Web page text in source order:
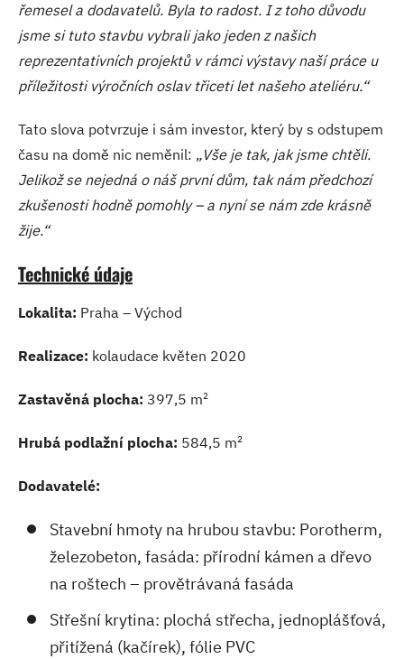
řemesel a dodavatelů. Byla to radost. I z toho důvodu
jsme si tuto stavbu vybrali jako jeden z našich
reprezentativních projektů v rámci výstavy naší práce u
příležitosti výročních oslav třiceti let našeho ateliéru.“
Tato slova potvrzuje i sám investor, který by s odstupem
času na domě nic neměnil: „Vše je tak, jak jsme chtěli.
Jelikož se nejedná o náš první dům, tak nám předchozí
zkušenosti hodně pomohly – a nyní se nám zde krásně
žije.“
Technické údaje
Lokalita: Praha – Východ
Realizace: kolaudace květen 2020
Zastavěná plocha: 397,5 m2
Hrubá podlažní plocha: 584,5 m2
Dodavatelé:
Stavební hmoty na hrubou stavbu: Porotherm,
železobeton, fasáda: přírodní kámen a dřevo
na roštech – provětrávaná fasáda
Střešní krytina: plochá střecha, jednoplášťová,
přitížená (kačírek), fólie PVC